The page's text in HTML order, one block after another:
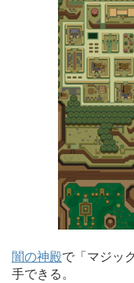
闇の神殿で「マジッ
手できる。